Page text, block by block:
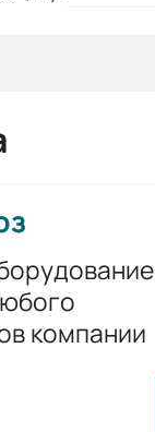
компании